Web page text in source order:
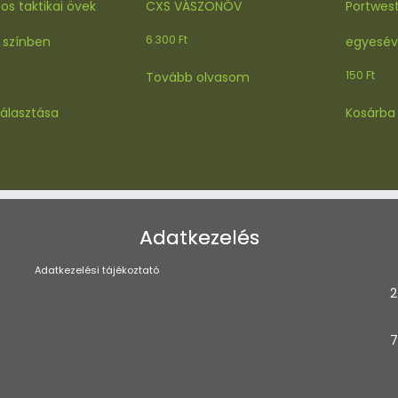
taktikai övek
van.
termékoldalon
CXS VÁSZONÖV
6.300 Ft
Tovább olvasom 150 Ft
Adatkezelés
Adatkezelési tájékoztató